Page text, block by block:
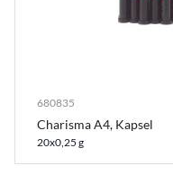
680835
Charisma A4, Kapsel
20x0,25 g